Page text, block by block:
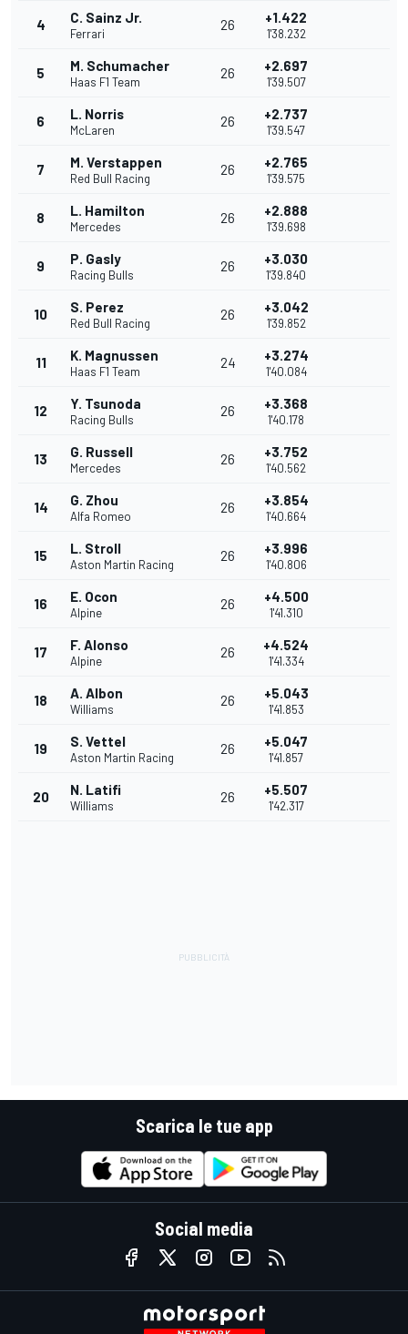
4 C. Sainz Jr.
Ferrari
26 +1.422
1'38.232
5 M. Schumacher
Haas F1 Team
26 +2.697
1'39.507
6 L. Norris
McLaren
26 +2.737
1'39.547
7 M. Verstappen
Red Bull Racing
26 +2.765
1'39.575
8 L. Hamilton
Mercedes
26 +2.888
1'39.698
9 P. Gasly
Racing Bulls
26 +3.030
1'39.840
10 S. Perez
Red Bull Racing
26 +3.042
1'39.852
11 K. Magnussen
Haas F1 Team
24 +3.274
1'40.084
12 Y. Tsunoda
Racing Bulls
26 +3.368
1'40.178
13 G. Russell
Mercedes
26 +3.752
1'40.562
14 G. Zhou
Alfa Romeo
26 +3.854
1'40.664
15 L. Stroll
Aston Martin Racing
26 +3.996
1'40.806
16 E. Ocon
Alpine
26 +4.500
1'41.310
17 F. Alonso
Alpine
26 +4.524
1'41.334
18 A. Albon
Williams
26 +5.043
1'41.853
19 S. Vettel
Aston Martin Racing
26 +5.047
1'41.857
20 N. Latifi
Williams
26 +5.507
1'42.317
Scarica le tue app
Social media